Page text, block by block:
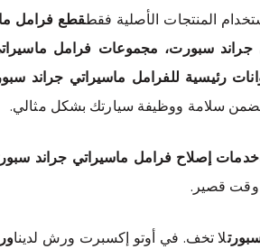
المنتجات الأصلية فقطقطع فرامل
جراند سبورت، مجموعات فرامل
رئيسية للفرامل ماسيراتي جراند
يضمن سلامة ووظيفة سيارتك بشكل مثالي.
خدمات إصلاح فرامل ماسيراتي جراند
وقت قصير.
لا تخف. في أوتو إكسبرت ورش لدينا